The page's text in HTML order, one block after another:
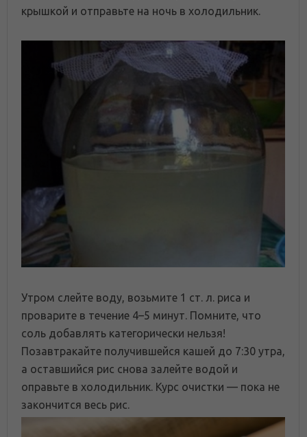
крышкой и отправьте на ночь в холодильник.
Утром слейте воду, возьмите 1 ст. л. риса и
проварите в течение 4–5 минут. Помните, что
соль добавлять категорически нельзя!
Позавтракайте получившейся кашей до 7:30 утра,
а оставшийся рис снова залейте водой и
оправьте в холодильник. Курс очистки — пока не
закончится весь рис.